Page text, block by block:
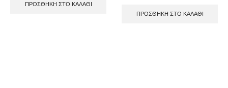
ΠΡΟΣΘΉΚΗ ΣΤΟ ΚΑΛΆΘΙ
ΠΡΟΣΘΉΚΗ ΣΤΟ ΚΑΛΆΘΙ